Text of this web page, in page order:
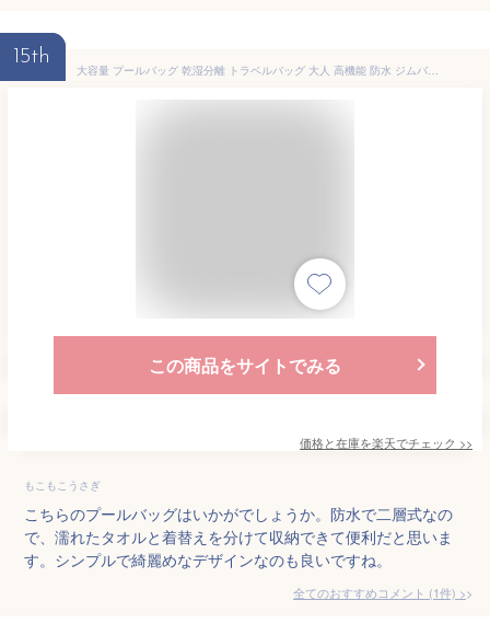
15th
大容量 プールバッグ 乾湿分離 トラベルバッグ 大人 高機能 防水 ジムバッグ スイムバッグ 靴収納 多機能 海水浴 スイミングバッグ 温泉バッグ スポーツバッグ 家族 サマーバッグ 水泳 防水バッグ レディース 大きい シンプル おしゃれ かわいい リュック マチ付き 海 バッグ
この商品をサイトでみる
価格と在庫を楽天でチェック >>
もこもこうさぎ
こちらのプールバッグはいかがでしょうか。防水で二層式なの
で、濡れたタオルと着替えを分けて収納できて便利だと思いま
す。シンプルで綺麗めなデザインなのも良いですね。
全てのおすすめコメント (1件) >